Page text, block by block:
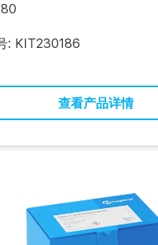
: KIT230186
查看产品详情